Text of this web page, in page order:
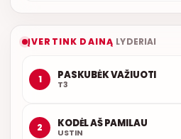
ĮVERTINK DAINĄ LYDERIAI
1 PASKUBĖK VAŽIUOTI
T3
2 KODĖL AŠ PAMILAU
USTIN